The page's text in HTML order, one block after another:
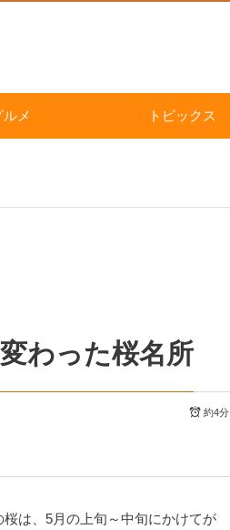
ルメ トピックス
わった桜名所
約4分
は、5月の上旬～中旬にかけてが